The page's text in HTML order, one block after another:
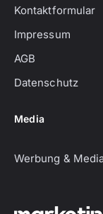
Kontaktformular
Impressum
AGB
Datenschutz
Media
Werbung &